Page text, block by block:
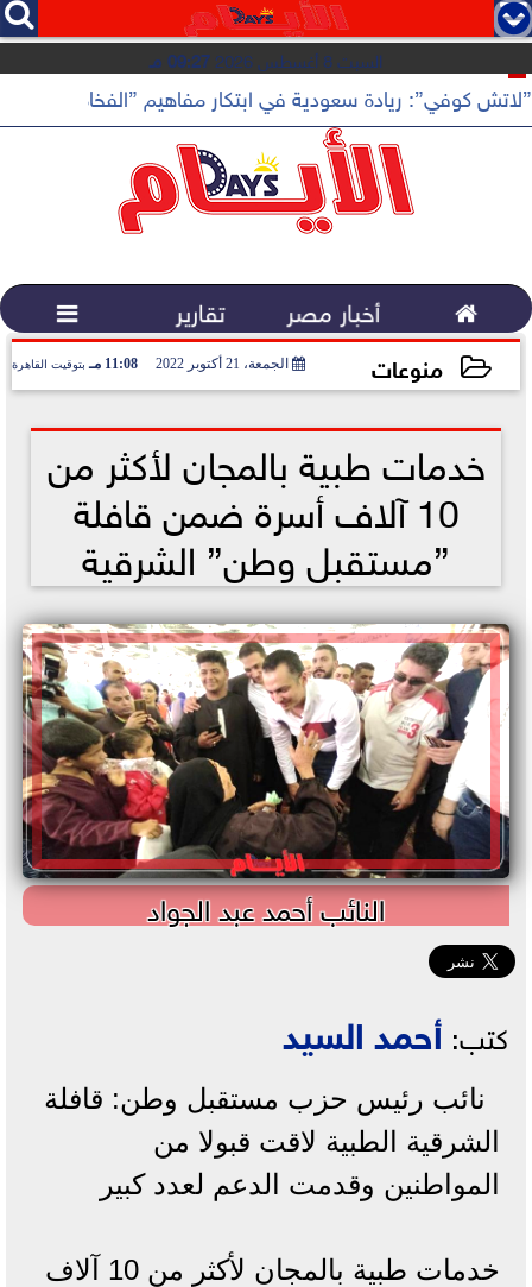
   
السبت 8 أغسطس 2026 09:27 مـ
”لاتش كوفي”: ريادة سعودية في ابتكار مفاهيم ”الفخامة
 أخبار مصر تقارير 
منوعات الجمعة، 21 أكتوبر 2022 11:08 مـ بتوقيت القاهرة
خدمات طبية بالمجان لأكثر من
10 آلاف أسرة ضمن قافلة
”مستقبل وطن” الشرقية
النائب أحمد عبد الجواد
كتب: أحمد السيد
نائب رئيس حزب مستقبل وطن: قافلة
الشرقية الطبية لاقت قبولا من
المواطنين وقدمت الدعم لعدد كبير
خدمات طبية بالمجان لأكثر من 10 آلاف